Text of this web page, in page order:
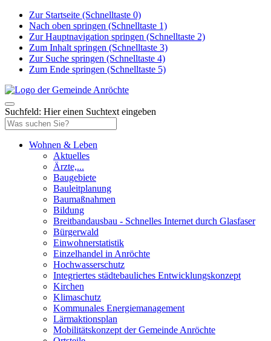
Zur Startseite (Schnelltaste 0)
Nach oben springen (Schnelltaste 1)
Zur Hauptnavigation springen (Schnelltaste 2)
Zum Inhalt springen (Schnelltaste 3)
Zur Suche springen (Schnelltaste 4)
Zum Ende springen (Schnelltaste 5)
Suchfeld: Hier einen Suchtext eingeben
Wohnen & Leben
Aktuelles
Ärzte,...
Baugebiete
Bauleitplanung
Baumaßnahmen
Bildung
Breitbandausbau - Schnelles Internet durch Glasfaser
Bürgerwald
Einwohnerstatistik
Einzelhandel in Anröchte
Hochwasserschutz
Integriertes städtebauliches Entwicklungskonzept
Kirchen
Klimaschutz
Kommunales Energiemanagement
Lärmaktionsplan
Mobilitätskonzept der Gemeinde Anröchte